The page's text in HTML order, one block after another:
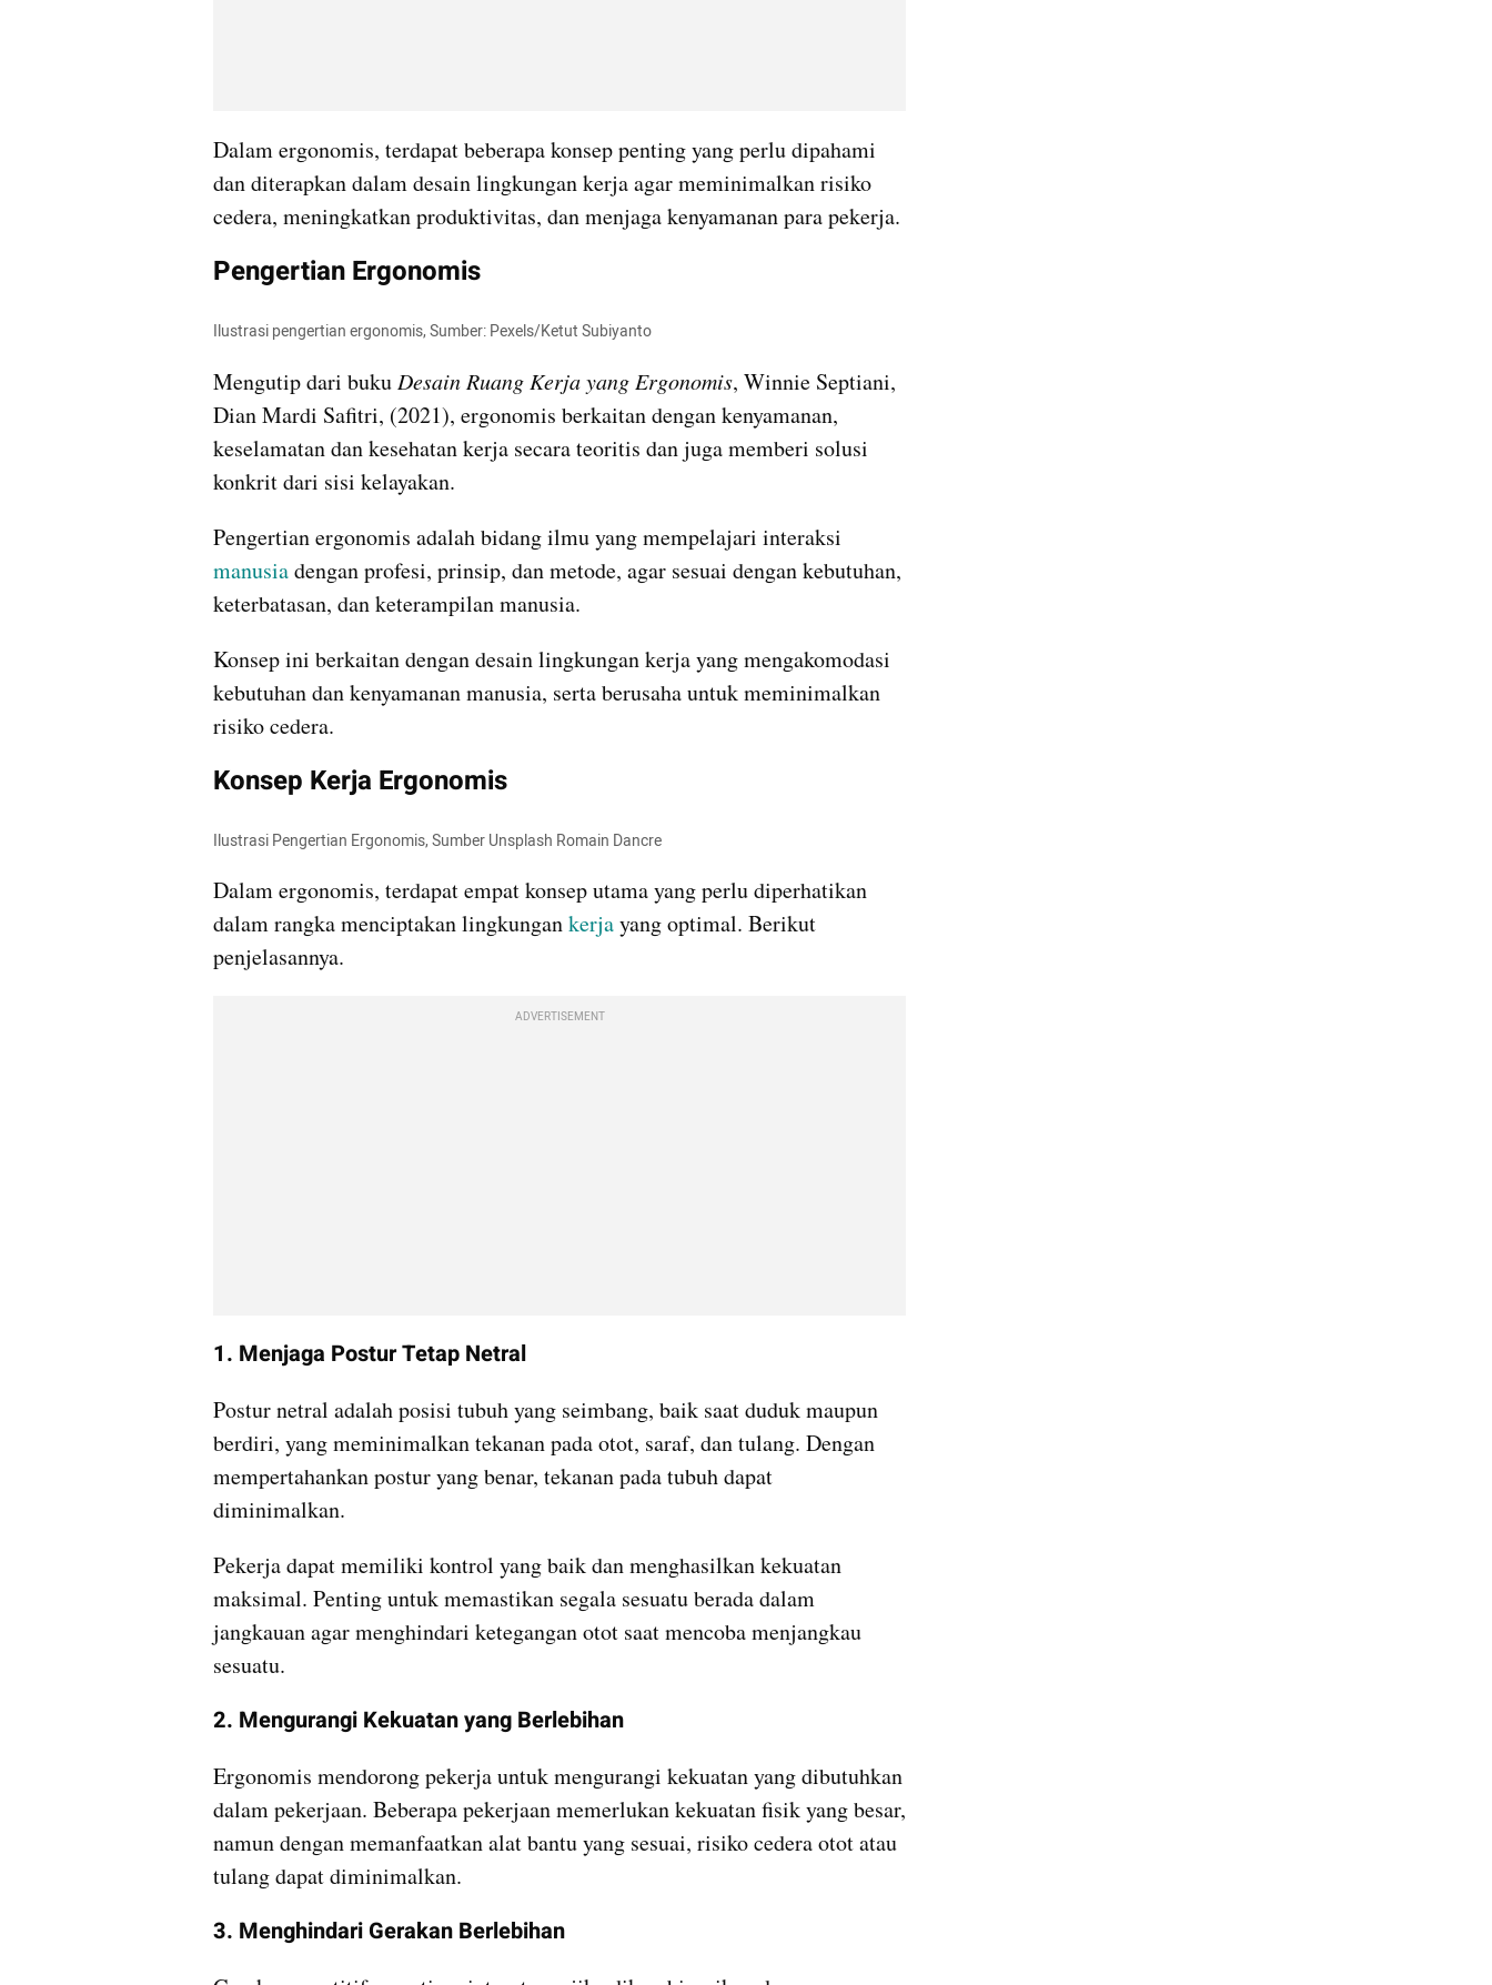
Dalam ergonomis, terdapat beberapa konsep penting yang perlu dipahami
dan diterapkan dalam desain lingkungan kerja agar meminimalkan risiko
cedera, meningkatkan produktivitas, dan menjaga kenyamanan para pekerja.
Pengertian Ergonomis
Ilustrasi pengertian ergonomis, Sumber: Pexels/Ketut Subiyanto
Mengutip dari buku Desain Ruang Kerja yang Ergonomis, Winnie Septiani,
Dian Mardi Safitri, (2021), ergonomis berkaitan dengan kenyamanan,
keselamatan dan kesehatan kerja secara teoritis dan juga memberi solusi
konkrit dari sisi kelayakan.
manusia dengan profesi, prinsip, dan metode, agar sesuai dengan kebutuhan,
keterbatasan, dan keterampilan manusia.
Konsep ini berkaitan dengan desain lingkungan kerja yang mengakomodasi
kebutuhan dan kenyamanan manusia, serta berusaha untuk meminimalkan
risiko cedera.
Konsep Kerja Ergonomis
Ilustrasi Pengertian Ergonomis, Sumber Unsplash Romain Dancre
Dalam ergonomis, terdapat empat konsep utama yang perlu diperhatikan
dalam rangka menciptakan lingkungan kerja yang optimal. Berikut
penjelasannya.
ADVERTISEMENT
1. Menjaga Postur Tetap Netral
Postur netral adalah posisi tubuh yang seimbang, baik saat duduk maupun
berdiri, yang meminimalkan tekanan pada otot, saraf, dan tulang. Dengan
mempertahankan postur yang benar, tekanan pada tubuh dapat
diminimalkan.
Pekerja dapat memiliki kontrol yang baik dan menghasilkan kekuatan
maksimal. Penting untuk memastikan segala sesuatu berada dalam
jangkauan agar menghindari ketegangan otot saat mencoba menjangkau
sesuatu.
2. Mengurangi Kekuatan yang Berlebihan
Ergonomis mendorong pekerja untuk mengurangi kekuatan yang dibutuhkan
dalam pekerjaan. Beberapa pekerjaan memerlukan kekuatan fisik yang besar,
namun dengan memanfaatkan alat bantu yang sesuai, risiko cedera otot atau
tulang dapat diminimalkan.
3. Menghindari Gerakan Berlebihan